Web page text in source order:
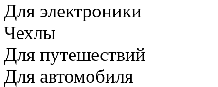
Для электроники
Чехлы
Для путешествий
Для автомобиля